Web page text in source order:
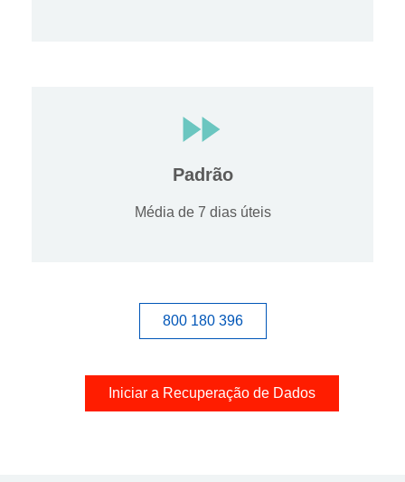
Padrão
Média de 7 dias úteis
800 180 396
Iniciar a Recuperação de Dados